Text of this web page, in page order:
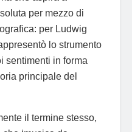
per mezzo di
per Ludwig
lo strumento
sentimenti in forma
principale del
il termine stesso,